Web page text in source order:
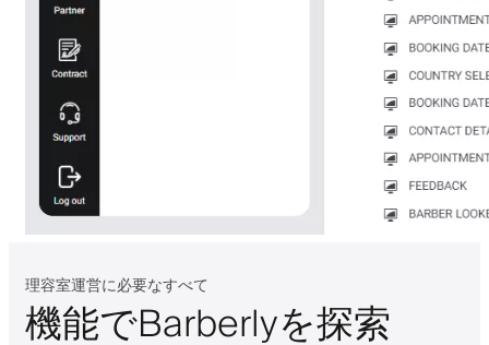
理容室運営に必要なすべて
機能でBarberlyを探索